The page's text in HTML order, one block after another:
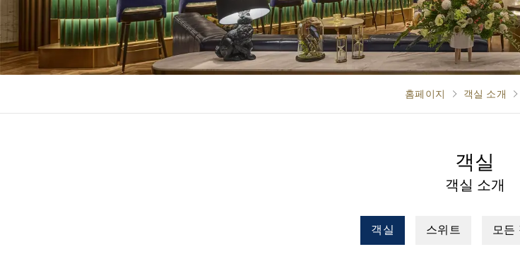
홈페이지 객실 소개
객실
객실 소개
객실 스위트 모든